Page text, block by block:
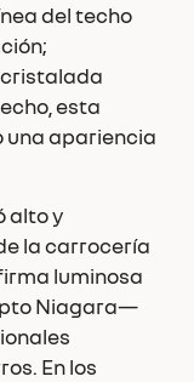
del techo
esta
una apariencia
alto y
la carrocería
luminosa
Niagara—
En los